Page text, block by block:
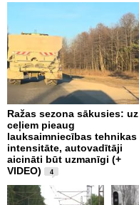
Ražas sezona sākusies: uz
ceļiem pieaug
lauksaimniecības tehnikas
intensitāte, autovadītāji
aicināti būt uzmanīgi (+
VIDEO)
4